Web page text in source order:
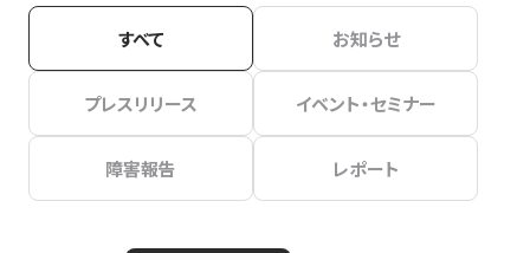
すべて お知らせ
プレスリリース イベント・セミナー
障害報告 レポート